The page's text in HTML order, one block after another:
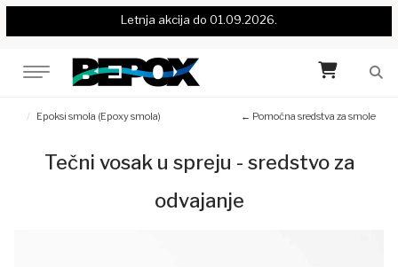
Letnja akcija do 01.09.2026.
Epoksi smola (Epoxy smola) ← Pomoćna sredstva za smole
Tečni vosak u spreju - sredstvo za
odvajanje